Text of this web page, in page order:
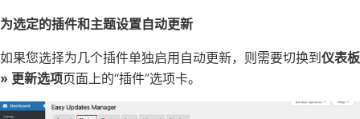
为选定的插件和主题设置自动更新
如果您选择为几个插件单独启用自动更新，则需要切换到 仪表板
» 更新选项页面上的“插件”选项卡。